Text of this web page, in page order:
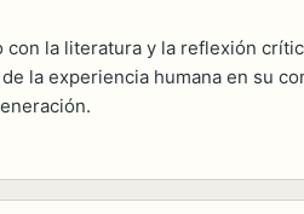
la literatura y la reflexión
la experiencia humana en su